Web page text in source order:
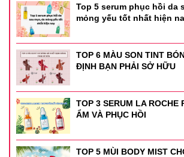
Top 5 serum phục hồi da
mỏng yếu tốt nhất hiện
TOP 6 MÀU SON TINT
ĐỊNH BẠN PHẢI SỞ HỮU
TOP 3 SERUM LA ROCHE
ẨM VÀ PHỤC HỒI
TOP 5 MÙI BODY MIST